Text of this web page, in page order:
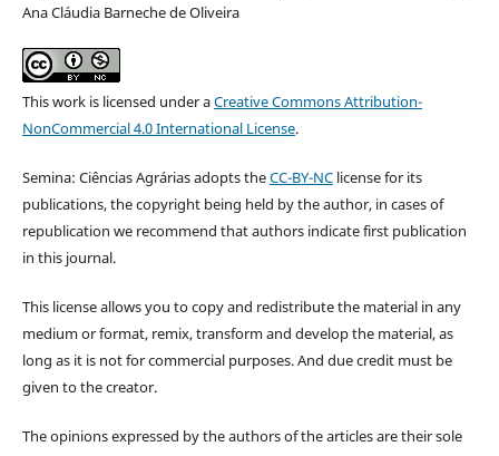
Ana Cláudia Barneche de Oliveira
This work is licensed under aCreative Commons Attribution-
NonCommercial 4.0 International License.
Semina: Ciências Agrárias adopts theCC-BY-NClicense for its
publications, the copyright being held by the author, in cases of
republication we recommend that authors indicate first publication
in this journal.
This license allows you to copy and redistribute the material in any
medium or format, remix, transform and develop the material, as
long as it is not for commercial purposes. And due credit must be
given to the creator.
The opinions expressed by the authors of the articles are their sole